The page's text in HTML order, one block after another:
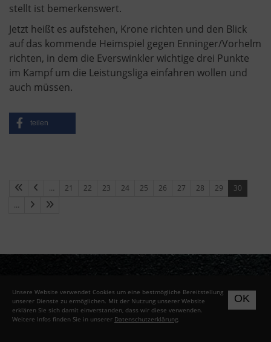
stellt ist bemerkenswert.
Jetzt heißt es aufstehen, Krone richten und den Blick
auf das kommende Heimspiel gegen Enninger/Vorhelm
richten, in dem die Everswinkler wichtige drei Punkte
im Kampf um die Leistungsliga einfahren wollen und
auch müssen.
teilen
… 21 22 23 24 25 26 27 28 29
30
…
OK
Unsere Website verwendet Cookies um eine bestmögliche Bereitstellung
unserer Dienste zu ermöglichen. Mit der Nutzung unserer Website
erklären Sie sich damit einverstanden, dass wir diese verwenden.
Weitere Infos finden Sie in unserer Datenschutzerklärung.